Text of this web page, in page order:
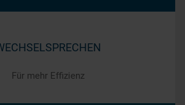
Für mehr Effizienz